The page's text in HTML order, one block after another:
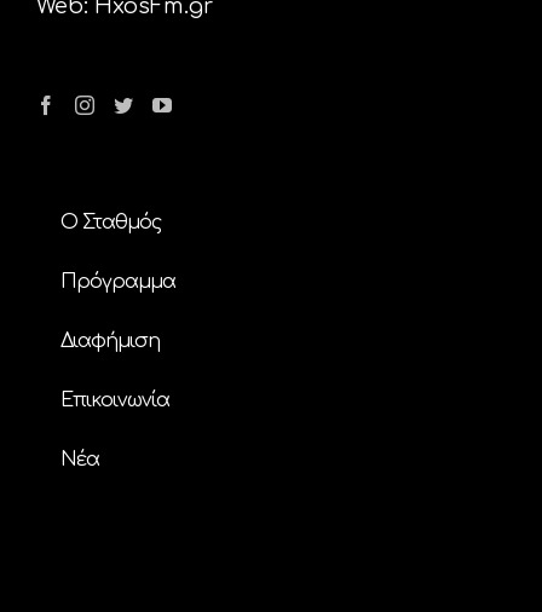
Web: HxosFm.gr
Ο Σταθμός
Πρόγραμμα
Διαφήμιση
Επικοινωνία
Nέα